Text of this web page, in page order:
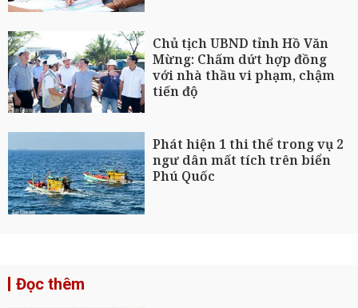
Chủ tịch UBND tỉnh Hồ Văn
Mừng: Chấm dứt hợp đồng
với nhà thầu vi phạm, chậm
tiến độ
Phát hiện 1 thi thể trong vụ 2
ngư dân mất tích trên biển
Phú Quốc
Đọc thêm